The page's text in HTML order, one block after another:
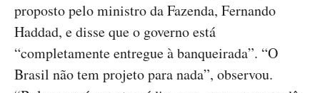
proposto pelo ministro da Fazenda, Fernando
Haddad, e disse que o governo está
“completamente entregue à banqueirada”. “O
Brasil não tem projeto para nada”, observou.